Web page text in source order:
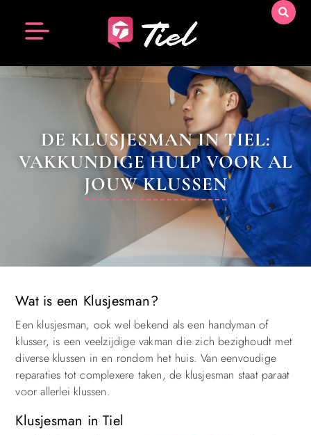
DE KLUSJESMAN IN TIEL:
VAKKUNDIGE HULP VOOR AL
JOUW KLUSSEN
Wat is een Klusjesman?
Een klusjesman, ook wel bekend als een handyman of
klusser, is een veelzijdige vakman die zich bezighoudt met
diverse klussen in en rondom het huis. Van eenvoudige
reparaties tot complexere taken, de klusjesman staat paraat
voor allerlei klussen.
Klusjesman in Tiel